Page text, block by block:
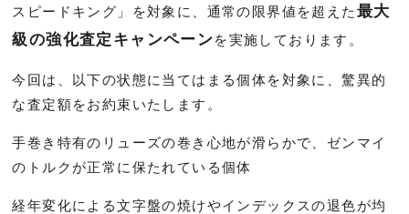
スピードキング」を対象に、通常の限界値を超えた 最大
級の強化査定キャンペーンを実施しております。
今回は、以下の状態に当てはまる個体を対象に、驚異的
な査定額をお約束いたします。
手巻き特有のリューズの巻き心地が滑らかで、ゼンマイ
のトルクが正常に保たれている個体
経年変化による文字盤の焼けやインデックスの退色が均